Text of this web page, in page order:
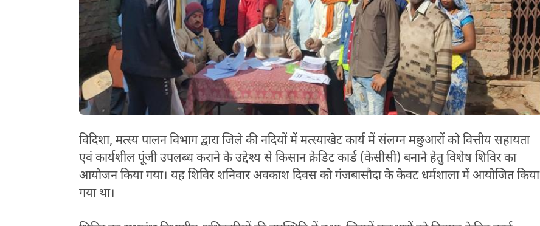
विदिशा, मत्स्य पालन विभाग द्वारा जिले की नदियों में मत्स्याखेट कार्य में संलग्न मछुआरों को वित्तीय सहायता
एवं कार्यशील पूंजी उपलब्ध कराने के उद्देश्य से किसान क्रेडिट कार्ड (केसीसी) बनाने हेतु विशेष शिविर का
आयोजन किया गया। यह शिविर शनिवार अवकाश दिवस को गंजबासौदा के केवट धर्मशाला में आयोजित किया
गया था।